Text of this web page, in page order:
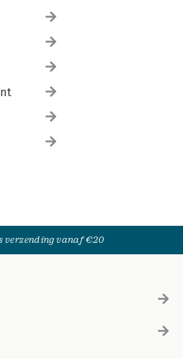
verzending vanaf €20